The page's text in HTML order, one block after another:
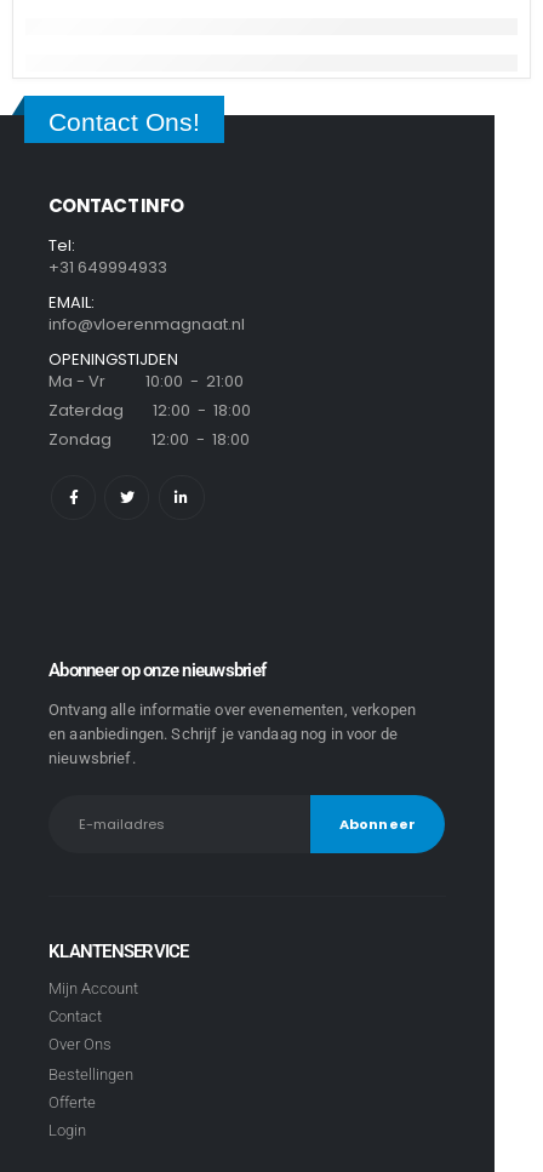
Contact Ons!
CONTACT INFO
Tel:
+31 649994933
EMAIL:
info@vloerenmagnaat.nl
OPENINGSTIJDEN
Ma - Vr 10:00 - 21:00
Zaterdag 12:00 - 18:00
Zondag 12:00 - 18:00
Abonneer op onze nieuwsbrief
Ontvang alle informatie over evenementen, verkopen
en aanbiedingen. Schrijf je vandaag nog in voor de
nieuwsbrief.
KLANTENSERVICE
Mijn Account
Contact
Over Ons
Bestellingen
Offerte
Login